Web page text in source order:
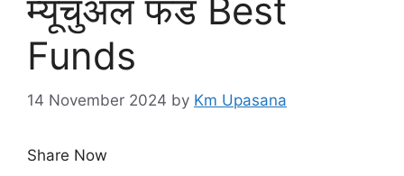
म्यूचुअल फंड Best
Funds
14 November 2024 by Km Upasana
Share Now